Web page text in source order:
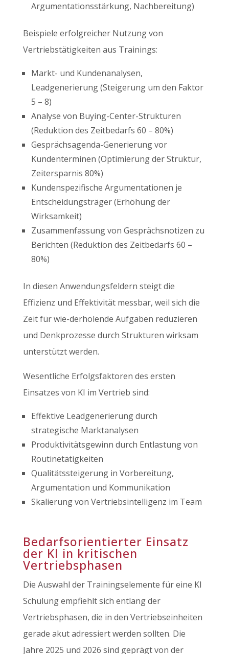
Argumentationsstärkung, Nachbereitung)
Beispiele erfolgreicher Nutzung von
Vertriebstätigkeiten aus Trainings:
Markt- und Kundenanalysen,
Leadgenerierung (Steigerung um den Faktor
5 – 8)
Analyse von Buying-Center-Strukturen
(Reduktion des Zeitbedarfs 60 – 80%)
Gesprächsagenda-Generierung vor
Kundenterminen (Optimierung der Struktur,
Zeitersparnis 80%)
Kundenspezifische Argumentationen je
Entscheidungsträger (Erhöhung der
Wirksamkeit)
Zusammenfassung von Gesprächsnotizen zu
Berichten (Reduktion des Zeitbedarfs 60 –
80%)
In diesen Anwendungsfeldern steigt die
Effizienz und Effektivität messbar, weil sich die
Zeit für wie-derholende Aufgaben reduzieren
und Denkprozesse durch Strukturen wirksam
unterstützt werden.
Wesentliche Erfolgsfaktoren des ersten
Einsatzes von KI im Vertrieb sind:
Effektive Leadgenerierung durch
strategische Marktanalysen
Produktivitätsgewinn durch Entlastung von
Routinetätigkeiten
Qualitätssteigerung in Vorbereitung,
Argumentation und Kommunikation
Skalierung von Vertriebsintelligenz im Team
Bedarfsorientierter Einsatz
der KI in kritischen
Vertriebsphasen
Die Auswahl der Trainingselemente für eine KI
Schulung empfiehlt sich entlang der
Vertriebsphasen, die in den Vertriebseinheiten
gerade akut adressiert werden sollten. Die
Jahre 2025 und 2026 sind geprägt von der